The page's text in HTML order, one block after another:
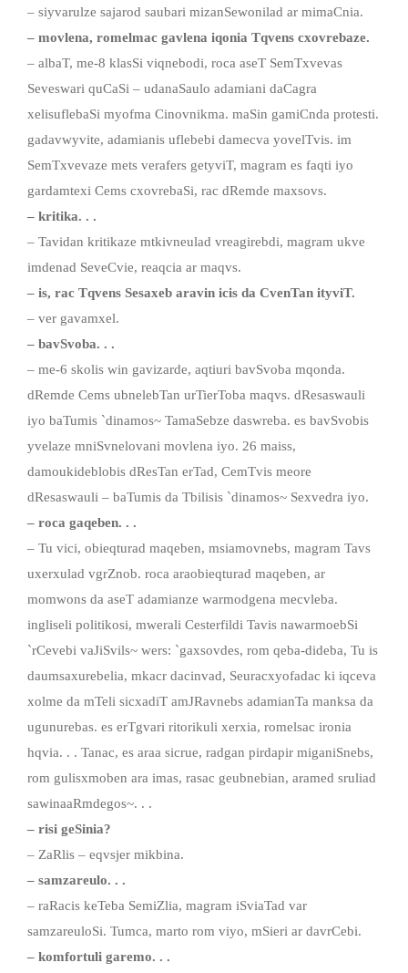
– siyvarulze sajarod saubari mizanSewonilad ar mimaCnia.
– movlena, romelmac gavlena iqonia Tqvens cxovrebaze.
– albaT, me-8 klasSi viqnebodi, roca aseT SemTxvevas
Seveswari quCaSi – udanaSaulo adamiani daCagra
xelisuflebaSi myofma Cinovnikma. maSin gamiCnda protesti.
gadavwyvite, adamianis uflebebi damecva yovelTvis. im
SemTxvevaze mets verafers getyviT, magram es faqti iyo
gardamtexi Cems cxovrebaSi, rac dRemde maxsovs.
– kritika. . .
– Tavidan kritikaze mtkivneulad vreagirebdi, magram ukve
imdenad SeveCvie, reaqcia ar maqvs.
– is, rac Tqvens Sesaxeb aravin icis da CvenTan ityviT.
– ver gavamxel.
– bavSvoba. . .
– me-6 skolis win gavizarde, aqtiuri bavSvoba mqonda.
dRemde Cems ubnelebTan urTierToba maqvs. dResaswauli
iyo baTumis `dinamos~ TamaSebze daswreba. es bavSvobis
yvelaze mniSvnelovani movlena iyo. 26 maiss,
damoukideblobis dResTan erTad, CemTvis meore
dResaswauli – baTumis da Tbilisis `dinamos~ Sexvedra iyo.
– roca gaqeben. . .
– Tu vici, obieqturad maqeben, msiamovnebs, magram Tavs
uxerxulad vgrZnob. roca araobieqturad maqeben, ar
momwons da aseT adamianze warmodgena mecvleba.
ingliseli politikosi, mwerali Cesterfildi Tavis nawarmoebSi
`rCevebi vaJiSvils~ wers: `gaxsovdes, rom qeba-dideba, Tu is
daumsaxurebelia, mkacr dacinvad, Seuracxyofadac ki iqceva
xolme da mTeli sicxadiT amJRavnebs adamianTa manksa da
ugunurebas. es erTgvari ritorikuli xerxia, romelsac ironia
hqvia. . . Tanac, es araa sicrue, radgan pirdapir miganiSnebs,
rom gulisxmoben ara imas, rasac geubnebian, aramed sruliad
sawinaaRmdegos~. . .
– risi geSinia?
– ZaRlis – eqvsjer mikbina.
– samzareulo. . .
– raRacis keTeba SemiZlia, magram iSviaTad var
samzareuloSi. Tumca, marto rom viyo, mSieri ar davrCebi.
– komfortuli garemo. . .